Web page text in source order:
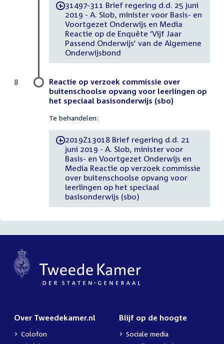
-31497-311 Brief regering d.d. 25 juni
2019 - A. Slob, minister voor Basis- en
Voortgezet Onderwijs en Media
Reactie op de Enquête ‘Vijf Jaar
Passend Onderwijs’ van de Algemene
Onderwijsbond
Reactie op verzoek commissie over
buitenschoolse opvang voor leerlingen op
het speciaal basisonderwijs (sbo)
Te behandelen:
-2019Z13018 Brief regering d.d. 21
juni 2019 - A. Slob, minister voor
Basis- en Voortgezet Onderwijs en
Media Reactie op verzoek commissie
over buitenschoolse opvang voor
leerlingen op het speciaal
basisonderwijs (sbo)
8
Over Tweedekamer.nl
Colofon
Blijf op de hoogte
Sociale media